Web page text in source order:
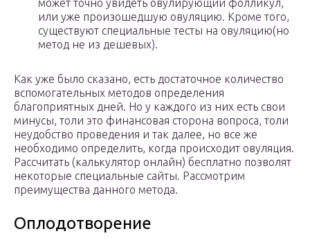
может точно увидеть овулирующий фолликул,
или уже произошедшую овуляцию. Кроме того,
существуют специальные тесты на овуляцию(но
метод не из дешевых).
Как уже было сказано, есть достаточное количество
вспомогательных методов определения
благоприятных дней. Но у каждого из них есть свои
минусы, толи это финансовая сторона вопроса, толи
неудобство проведения и так далее, но все же
необходимо определить, когда происходит овуляция.
Рассчитать (калькулятор онлайн) бесплатно позволят
некоторые специальные сайты. Рассмотрим
преимущества данного метода.
Оплодотворение